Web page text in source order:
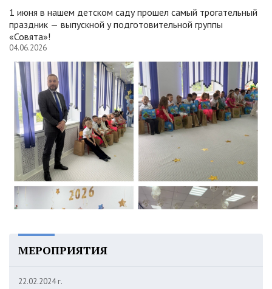
1 июня в нашем детском саду прошел самый трогательный
праздник — выпускной у подготовительной группы
«Совята»!
04.06.2026
МЕРОПРИЯТИЯ
22.02.2024 г.